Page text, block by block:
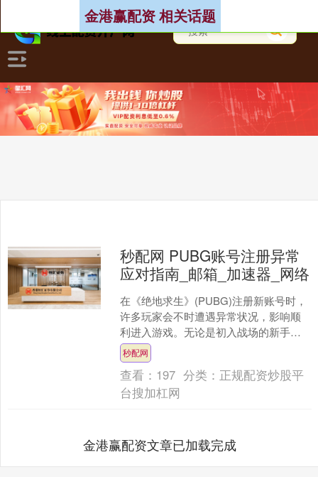
金港赢配资 相关话题
秒配网 PUBG账号注册异常
应对指南_邮箱_加速器_网络
在《绝地求生》(PUBG)注册新账号时，
许多玩家会不时遭遇异常状况，影响顺
利进入游戏。无论是初入战场的新手还
是老玩家想要体验新账号，这些难题都
可能成为障碍。下面....
秒配网
查看： 197 分类： 正规配资炒股平
台搜加杠网
金港赢配资文章已加载完成